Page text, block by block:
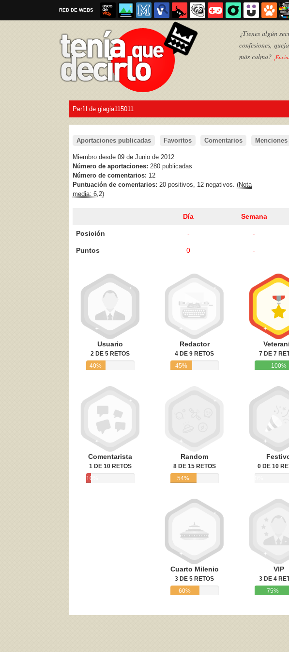
RED DE WEBS
¿Tienes algún
confesiones,
más calma?
Por favor, respeta las
Acepto losTérminos de uso Política de privacidad Política de
Perfil de giagia115011
Aportaciones publicadas Favoritos Comentarios Menciones
Miembro desde 09 de Junio de 2012
Número de aportaciones: 280 publicadas
Número de comentarios: 12
Puntuación de comentarios: 20 positivos, 12 negativos. (Nota
media: 6,2)
Día Semana
Posición - -
Puntos 0 -
Usuario
2 DE 5 RETOS
40%
Redactor
4 DE 9 RETOS
45%
7 DE 7
100%
Comentarista
1 DE 10 RETOS
10%
Random
8 DE 15 RETOS
54%
0 DE 10
Cuarto Milenio
3 DE 5 RETOS
60%
VIP
3 DE 4
75%